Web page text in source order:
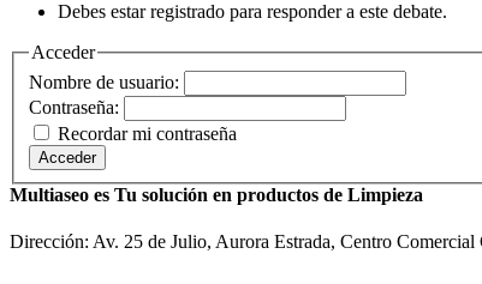
Debes estar registrado para responder a este debate.
Acceder
Nombre de usuario:
Contraseña:
Recordar mi contraseña
Acceder
Multiaseo es Tu solución en productos de Limpieza
Dirección: Av. 25 de Julio, Aurora Estrada, Centro